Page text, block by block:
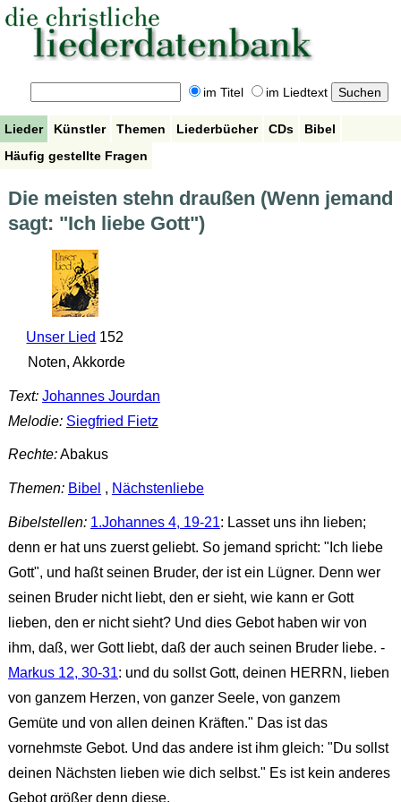
im Titel im Liedtext
Lieder Künstler Themen Liederbücher CDs
Bibel
Häufig gestellte Fragen
Die meisten stehn draußen (Wenn jemand
sagt: "Ich liebe Gott")
Unser Lied 152
Noten, Akkorde
Text: Johannes Jourdan
Melodie: Siegfried Fietz
Rechte:Abakus
Themen: Bibel , Nächstenliebe
Bibelstellen: 1.Johannes 4, 19-21: Lasset uns ihn lieben;
denn er hat uns zuerst geliebt. So jemand spricht: "Ich liebe
Gott", und haßt seinen Bruder, der ist ein Lügner. Denn wer
seinen Bruder nicht liebt, den er sieht, wie kann er Gott
lieben, den er nicht sieht? Und dies Gebot haben wir von
ihm, daß, wer Gott liebt, daß der auch seinen Bruder liebe. -
Markus 12, 30-31: und du sollst Gott, deinen HERRN, lieben
von ganzem Herzen, von ganzer Seele, von ganzem
Gemüte und von allen deinen Kräften." Das ist das
vornehmste Gebot. Und das andere ist ihm gleich: "Du sollst
deinen Nächsten lieben wie dich selbst." Es ist kein anderes
Gebot größer denn diese.